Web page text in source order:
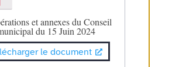
et annexes du Conseil
du 15 Juin 2024
le document